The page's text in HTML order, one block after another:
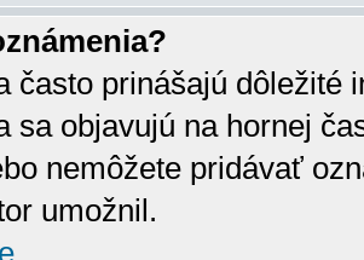
často prinášajú dôležité
sa objavujú na hornej
nemôžete pridávať
umožnil.